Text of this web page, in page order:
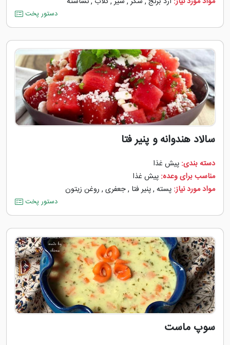
دستور پخت
سالاد هندوانه و پنیر فتا
دسته بندی: پیش غذا
مناسب برای وعده: پیش غذا
مواد مورد نیاز: پسته ,پنیر فتا ,جعفری , روغن زیتون
دستور پخت
سوپ ماست